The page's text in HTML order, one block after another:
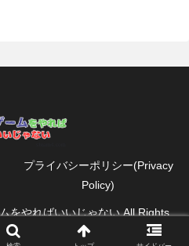
プライバシーポリシー(Privacy
Policy)
をやればいいじゃない All Rights